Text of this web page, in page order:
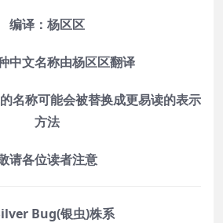
编译：杨区区
中文名称由杨区区翻译
名称可能会被替换成更易读的表示
方法
请各位读者注意
Bug(银虫)株系